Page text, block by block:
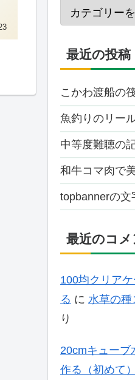
最近の投稿
こかわ渡船の
魚釣りのリー
中等度難聴の
和牛コマ肉で
topbannerの文
最近のコメ
100均クリア
る に 水草の種
り
20cmキューブ
作る（初めて）